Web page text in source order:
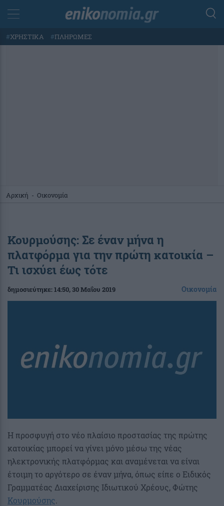
#ΧΡΗΣΤΙΚΑ #ΠΛΗΡΩΜΕΣ
Αρχική - Οικονομία
Κουρμούσης: Σε έναν μήνα η
πλατφόρμα για την πρώτη κατοικία –
Τι ισχύει έως τότε
δημοσιεύτηκε:14:50, 30 Μαΐου 2019 Οικονομία
Η προσφυγή στο νέο πλαίσιο προστασίας της πρώτης
κατοικίας μπορεί να γίνει μόνο μέσω της νέας
ηλεκτρονικής πλατφόρμας και αναμένεται να είναι
έτοιμη το αργότερο σε έναν μήνα, όπως είπε ο Ειδικός
Γραμματέας Διαχείρισης Ιδιωτικού Χρέους, Φώτης
Κουρμούσης.